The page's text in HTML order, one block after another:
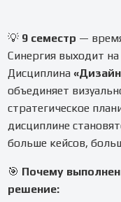
💡 9 семестр —
Синергия выходит
Дисциплина
объединяет
стратегическое
дисциплине
больше кейсов,
🎯 Почему
решение: